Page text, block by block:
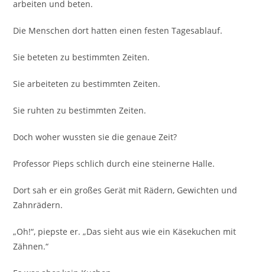
arbeiten und beten.
Die Menschen dort hatten einen festen Tagesablauf.
Sie beteten zu bestimmten Zeiten.
Sie arbeiteten zu bestimmten Zeiten.
Sie ruhten zu bestimmten Zeiten.
Doch woher wussten sie die genaue Zeit?
Professor Pieps schlich durch eine steinerne Halle.
Dort sah er ein großes Gerät mit Rädern, Gewichten und
Zahnrädern.
„Oh!“, piepste er. „Das sieht aus wie ein Käsekuchen mit
Zähnen.“